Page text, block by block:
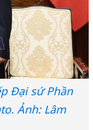
Đại sứ Phần
Ảnh: Lâm